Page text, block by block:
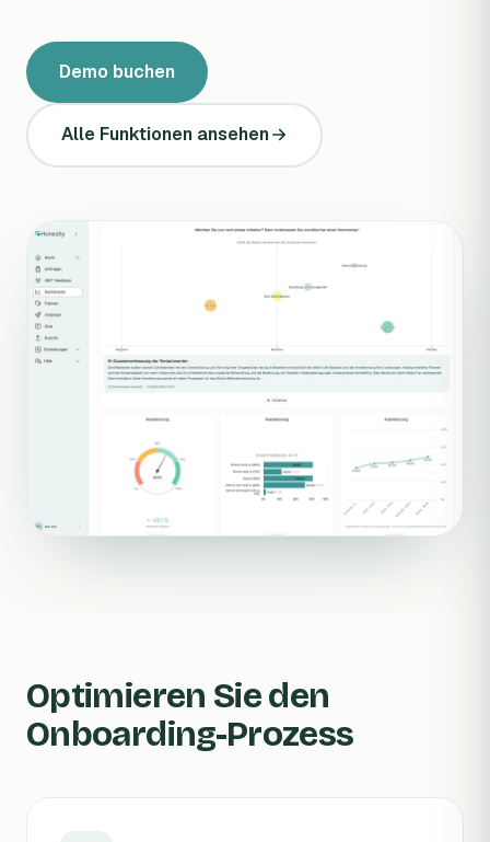
Demo buchen
Alle Funktionen ansehen
Optimieren Sie den
Onboarding-Prozess